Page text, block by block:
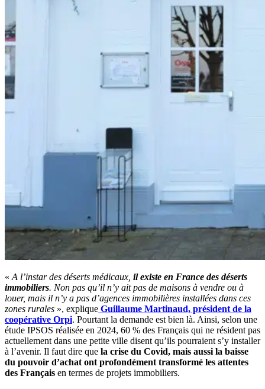
« A l’instar des déserts médicaux, il existe en France des déserts
immobiliers. Non pas qu’il n’y ait pas de maisons à vendre ou à
louer, mais il n’y a pas d’agences immobilières installées dans ces
zones rurales », explique Guillaume Martinaud, président de la
coopérative Orpi. Pourtant la demande est bien là. Ainsi, selon une
étude IPSOS réalisée en 2024, 60 % des Français qui ne résident pas
actuellement dans une petite ville disent qu’ils pourraient s’y installer
à l’avenir. Il faut dire que la crise du Covid, mais aussi la baisse
du pouvoir d’achat ont profondément transformé les attentes
des Français en termes de projets immobiliers.